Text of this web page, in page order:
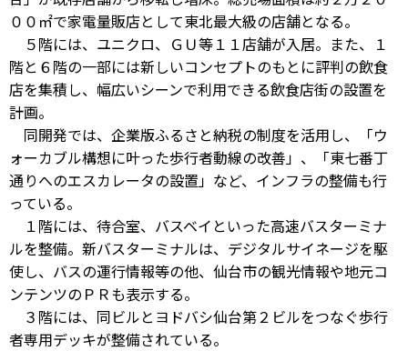
００㎡で家電量販店として東北最大級の店舗となる。
５階には、ユニクロ、ＧＵ等１１店舗が入居。また、１
階と６階の一部には新しいコンセプトのもとに評判の飲食
店を集積し、幅広いシーンで利用できる飲食店街の設置を
計画。
同開発では、企業版ふるさと納税の制度を活用し、「ウ
ォーカブル構想に叶った歩行者動線の改善」、「東七番丁
通りへのエスカレータの設置」など、インフラの整備も行
っている。
１階には、待合室、バスベイといった高速バスターミナ
ルを整備。新バスターミナルは、デジタルサイネージを駆
使し、バスの運行情報等の他、仙台市の観光情報や地元コ
ンテンツのＰＲも表示する。
３階には、同ビルとヨドバシ仙台第２ビルをつなぐ歩行
者専用デッキが整備されている。